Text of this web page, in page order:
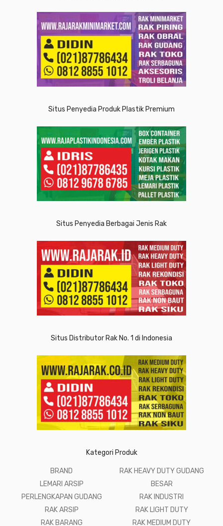
Situs Penyedia Produk Plastik Premium
Situs Penyedia Berbagai Jenis Rak
Situs Distributor Rak No. 1 di Indonesia
Kategori Produk
BRAND
LEMARI ARSIP
PERLENGKAPAN GUDANG
RAK ARSIP
RAK BARANG
RAK HEAVY DUTY GUDANG
BESAR
RAK INDUSTRI
RAK LIGHT DUTY
RAK MEDIUM DUTY